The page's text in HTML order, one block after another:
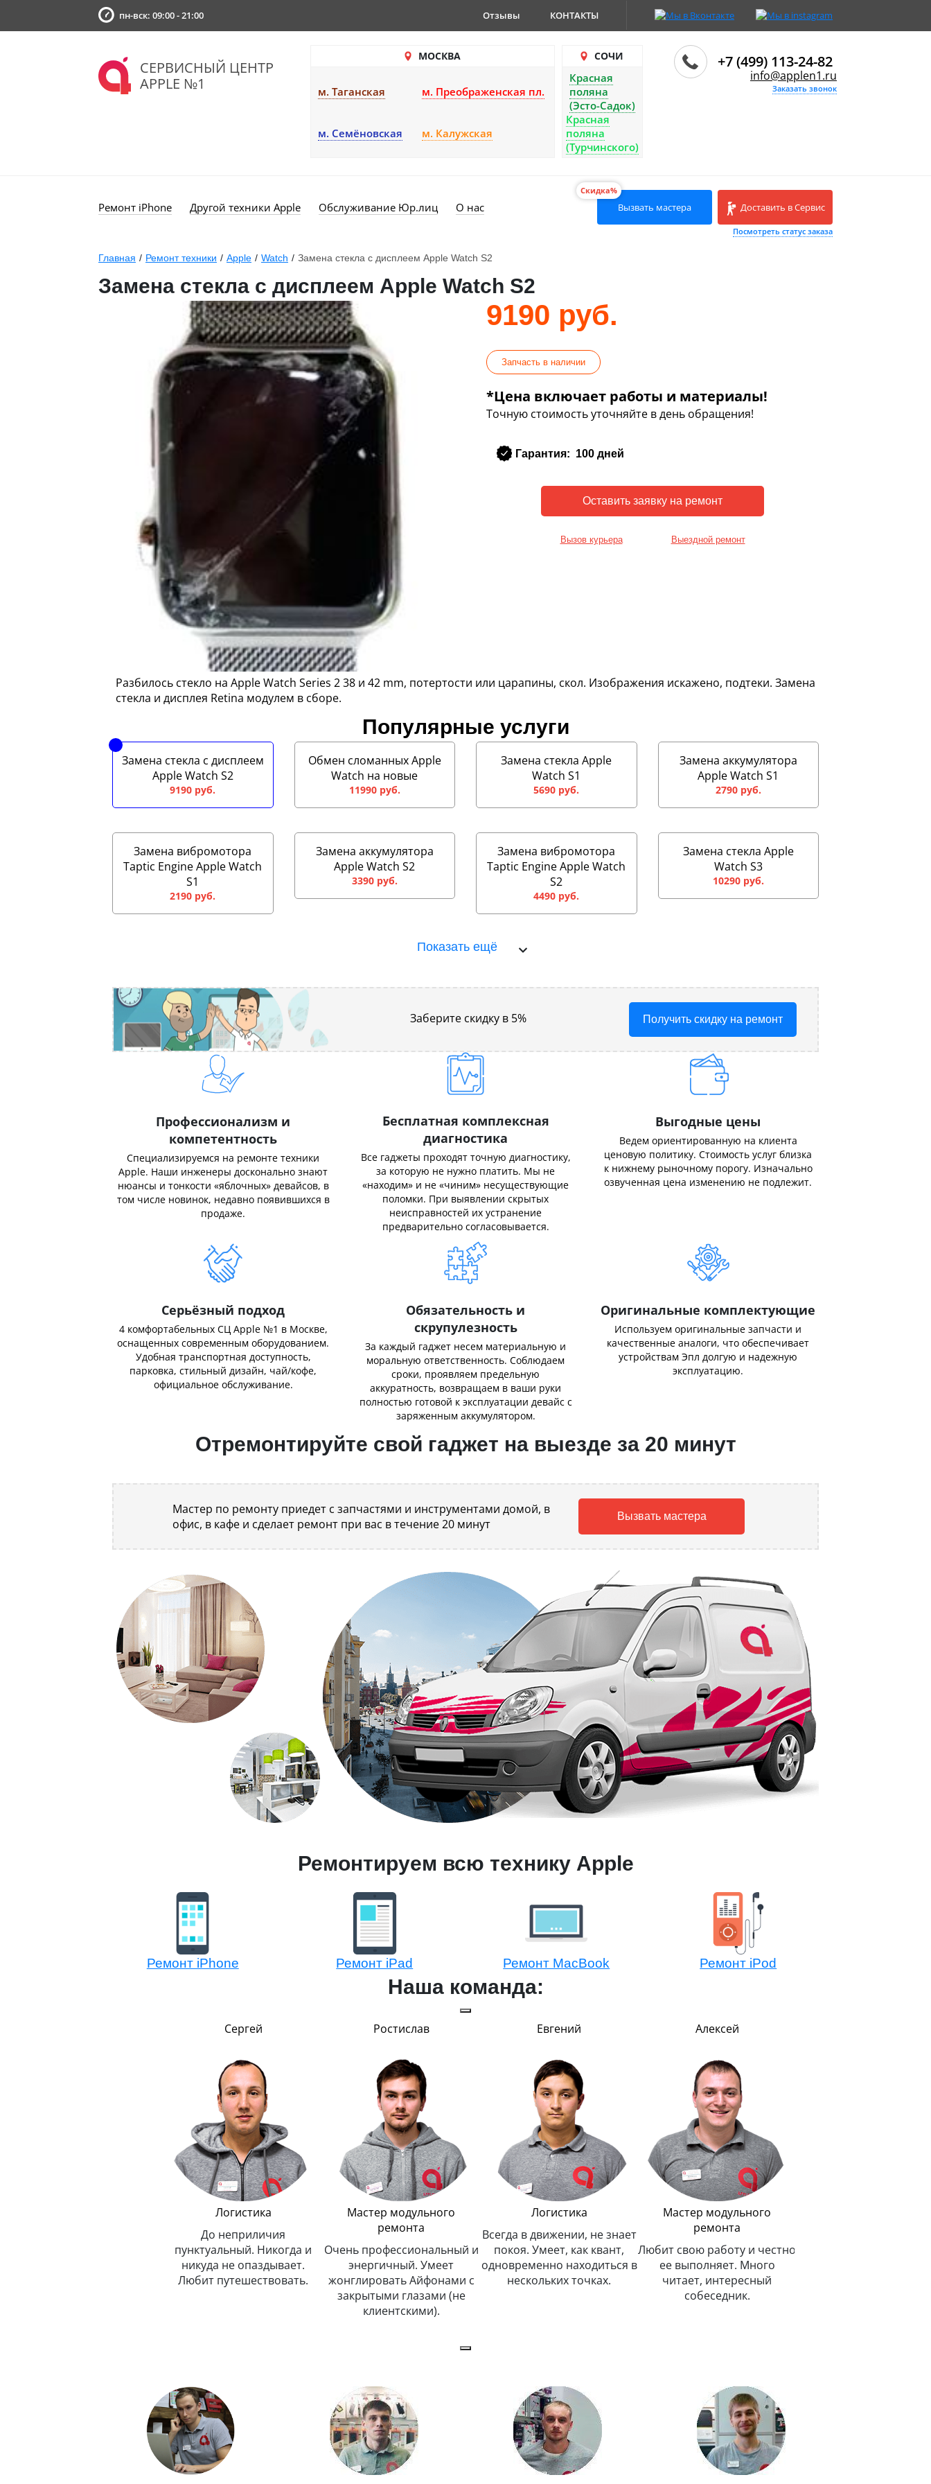
пн-вск: 09:00 - 21:00 Отзывы КОНТАКТЫ
СЕРВИСНЫЙ ЦЕНТР
APPLE №1
МОСКВА
м. Таганская м. Преображенская пл.
м. Семёновская м. Калужская
СОЧИ
Красная
поляна
(Эсто-Садок)
Красная
поляна
(Турчинского)
+7 (499) 113-24-82
info@applen1.ru
Заказать звонок
Ремонт iPhone Другой техники Apple Обслуживание Юр.лиц О нас
Скидка%
Вызвать мастера Доставить в Сервис
Посмотреть статус заказа
Главная / Ремонт техники / Apple / Watch / Замена стекла с дисплеем Apple Watch S2
Замена стекла с дисплеем Apple Watch S2
9190 руб.
Запчасть в наличии
*Цена включает работы и материалы!
Точную стоимость уточняйте в день обращения!
Гарантия: 100 дней
Вызов курьера Выездной ремонт
Разбилось стекло на Apple Watch Series 2 38 и 42 mm, потертости или царапины, скол. Изображения искажено, подтеки. Замена
стекла и дисплея Retina модулем в сборе.
Популярные услуги
Замена стекла с дисплеем
Apple Watch S2
9190 руб.
Обмен сломанных Apple
Watch на новые
11990 руб.
Замена стекла Apple
Watch S1
5690 руб.
Замена аккумулятора
Apple Watch S1
2790 руб.
Замена вибромотора
Taptic Engine Apple Watch
S1
2190 руб.
Замена аккумулятора
Apple Watch S2
3390 руб.
Замена вибромотора
Taptic Engine Apple Watch
S2
4490 руб.
Замена стекла Apple
Watch S3
10290 руб.
Показать ещё
Заберите скидку в 5% Получить скидку на ремонт
Профессионализм и
компетентность
Специализируемся на ремонте техники
Apple. Наши инженеры досконально знают
нюансы и тонкости «яблочных» девайсов, в
том числе новинок, недавно появившихся в
продаже.
Бесплатная комплексная
диагностика
Все гаджеты проходят точную диагностику,
за которую не нужно платить. Мы не
«находим» и не «чиним» несуществующие
поломки. При выявлении скрытых
неисправностей их устранение
предварительно согласовывается.
Выгодные цены
Ведем ориентированную на клиента
ценовую политику. Стоимость услуг близка
к нижнему рыночному порогу. Изначально
озвученная цена изменению не подлежит.
Серьёзный подход
4 комфортабельных СЦ Apple №1 в Москве,
оснащенных современным оборудованием.
Удобная транспортная доступность,
парковка, стильный дизайн, чай/кофе,
официальное обслуживание.
Обязательность и
скрупулезность
За каждый гаджет несем материальную и
моральную ответственность. Соблюдаем
сроки, проявляем предельную
аккуратность, возвращаем в ваши руки
полностью готовой к эксплуатации девайс с
заряженным аккумулятором.
Оригинальные комплектующие
Используем оригинальные запчасти и
качественные аналоги, что обеспечивает
устройствам Эпл долгую и надежную
эксплуатацию.
Отремонтируйте свой гаджет на выезде за 20 минут
Мастер по ремонту приедет с запчастями и инструментами домой, в
офис, в кафе и сделает ремонт при вас в течение 20 минут
Вызвать мастера
Ремонтируем всю технику Apple
Ремонт iPhone Ремонт iPad Ремонт MacBook Ремонт iPod
Наша команда:
Сергей
Логистика
До неприличия
пунктуальный. Никогда и
никуда не опаздывает.
Любит путешествовать.
Ростислав
Мастер модульного
ремонта
Очень профессиональный и
энергичный. Умеет
жонглировать Айфонами с
закрытыми глазами (не
клиентскими).
Евгений
Логистика
Всегда в движении, не знает
покоя. Умеет, как квант,
одновременно находиться в
нескольких точках.
Алексей
Мастер модульного
ремонта
Любит свою работу и честно
ее выполняет. Много
читает, интересный
собеседник.